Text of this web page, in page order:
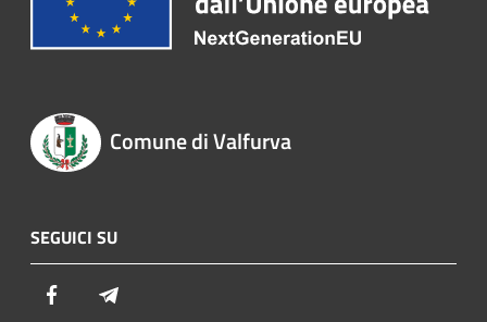
Comune di Valfurva
SEGUICI SU
Facebook